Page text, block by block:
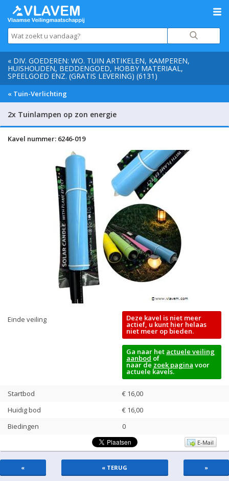
« DIV. GOEDEREN: WO. TUIN ARTIKELEN, KAMPEREN,
HUISHOUDEN, BEDDENGOED, HOBBY MATERIAAL,
SPEELGOED ENZ. (GRATIS LEVERING) (6131)
« Tuin-Verlichting
2x Tuinlampen op zon energie
Kavel nummer: 6246-019
Einde veiling Deze kavel is niet meer
actief, u kunt hier helaas
niet meer op bieden.
Ga naar het actuele veiling
aanbod of
naar de zoek pagina voor
actuele kavels.
Startbod
€ 16,00
Huidig bod
€ 16,00
Biedingen
0
E-Mail
« « TERUG »